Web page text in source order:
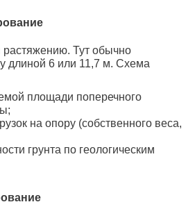
растяжению. Тут обычно
длиной 6 или 11,7 м. Схема
площади поперечного
на опору (собственного веса,
грунта по геологическим